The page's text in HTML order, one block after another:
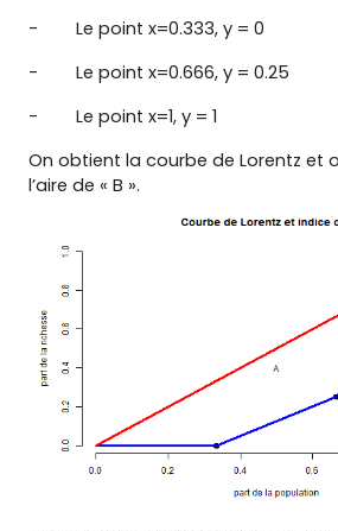
- Le point x=0.333, y = 0
- Le point x=0.666, y = 0.25
- Le point x=1, y = 1
On obtient la courbe de Lorentz et
l’aire de « B ».